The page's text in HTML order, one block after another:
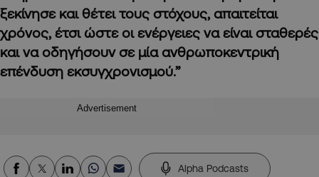
ξεκίνησε και θέτει τους στόχους, απαιτείται
χρόνος, έτσι ώστε οι ενέργειες να είναι σταθερές
και να οδηγήσουν σε μία ανθρωποκεντρική
επένδυση εκσυγχρονισμού.”
Advertisement
Alpha Podcasts